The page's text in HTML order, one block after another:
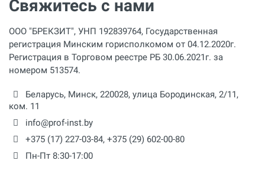
Комплектация
Плашки (BSPT) 1/2-3/4 1-2 2.1/2-4 дюйма
Свяжитесь с нами
ООО "БРЕКЗИТ", УНП 192839764, Государственная
регистрация Минским горисполкомом от 04.12.2020г.
Регистрация в Торговом реестре РБ 30.06.2021г. за
номером 513574.
Беларусь, Минск, 220028, улица Бородинская, 2/11,
ком. 11
info@prof-inst.by
+375 (17) 227-03-84, +375 (29) 602-00-80
Пн-Пт 8:30-17:00